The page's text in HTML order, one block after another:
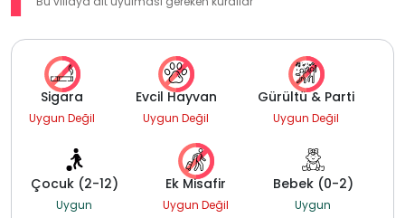
Sigara
Uygun Değil
Evcil Hayvan
Uygun Değil
Gürültü & Parti
Uygun Değil
Çocuk (2-12)
Uygun
Ek Misafir
Uygun Değil
Bebek (0-2)
Uygun